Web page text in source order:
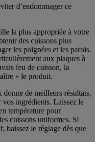
d’endommager ce
la plus appropriée à votre
des cuissons plus
les poignées et les parois.
aux plaques à
feu de cuisson, la
» le produit.
de meilleurs résultats,
ingrédients. Laissez le
température pour
cuissons uniformes. Si
baissez le réglage dès que